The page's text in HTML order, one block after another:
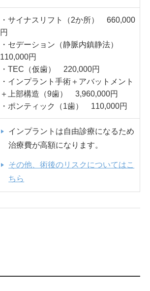
・サイナスリフト（2か所） 660,000
円
・セデーション（静脈内鎮静法）
110,000円
・TEC（仮歯） 220,000円
・インプラント手術＋アバットメント
＋上部構造（9歯） 3,960,000円
・ポンティック（1歯） 110,000円
インプラントは自由診療になるため
治療費が高額になります。
その他、術後のリスクについてはこ
ちら